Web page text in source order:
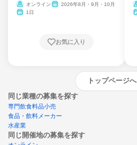
ム
オンライン
2026年8月・9月・10月
1日
お気に入り
トップページへ
同じ業種の募集を探す
専門飲食料品小売
食品・飲料メーカー
水産業
同じ開催地の募集を探す